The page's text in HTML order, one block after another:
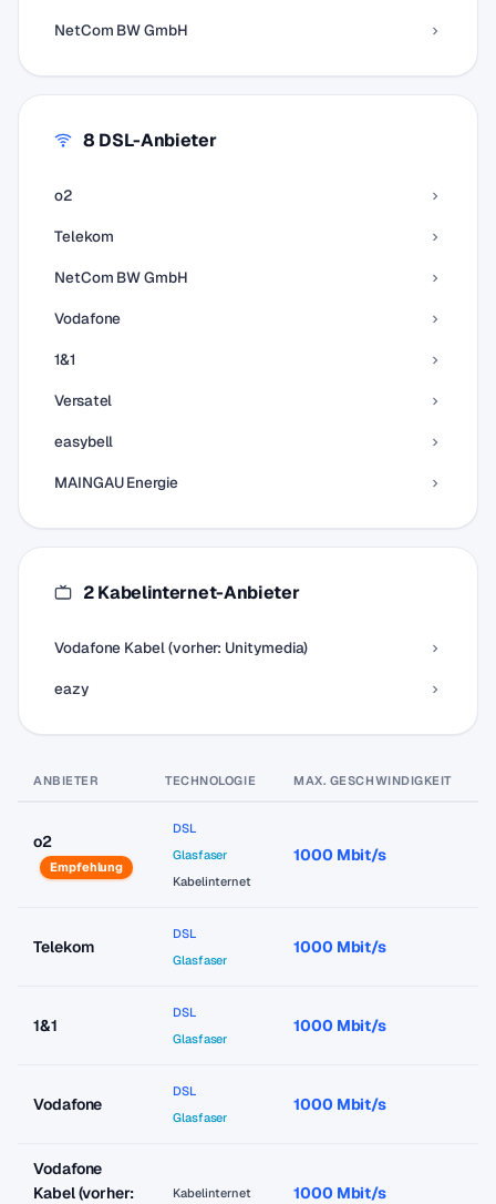
NetCom BW GmbH
8 DSL-Anbieter
o2
Telekom
NetCom BW GmbH
Vodafone
1&1
Versatel
easybell
MAINGAU Energie
2 Kabelinternet-Anbieter
Vodafone Kabel (vorher: Unitymedia)
eazy
ANBIETER TECHNOLOGIE MAX. GESCHWINDIGKEIT
o2
Empfehlung
DSL
Glasfaser
Kabelinternet
1000 Mbit/s
Telekom
DSL
Glasfaser
1000 Mbit/s
1&1
DSL
Glasfaser
1000 Mbit/s
Vodafone
DSL
Glasfaser
1000 Mbit/s
Vodafone
Kabel (vorher:
Kabelinternet 1000 Mbit/s